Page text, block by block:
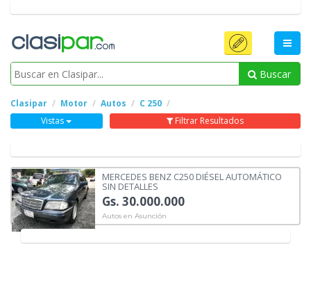
Buscar
Clasipar Motor Autos
C 250
Vistas
Filtrar Resultados
MERCEDES BENZ C250 DIÉSEL AUTOMÁTICO
SIN DETALLES
Gs. 30.000.000
Autos en Asunción